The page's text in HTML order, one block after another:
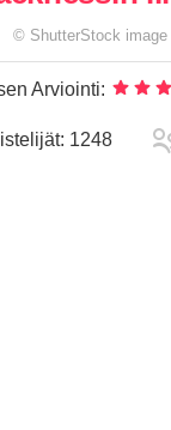
© ShutterStock image
Arviointi:
1248